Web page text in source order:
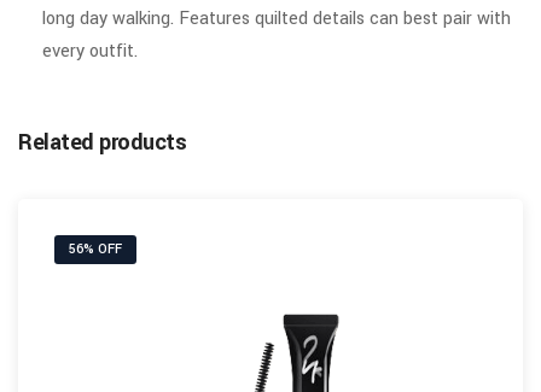
long day walking. Features quilted details can best pair with
every outfit.
Related products
56% OFF